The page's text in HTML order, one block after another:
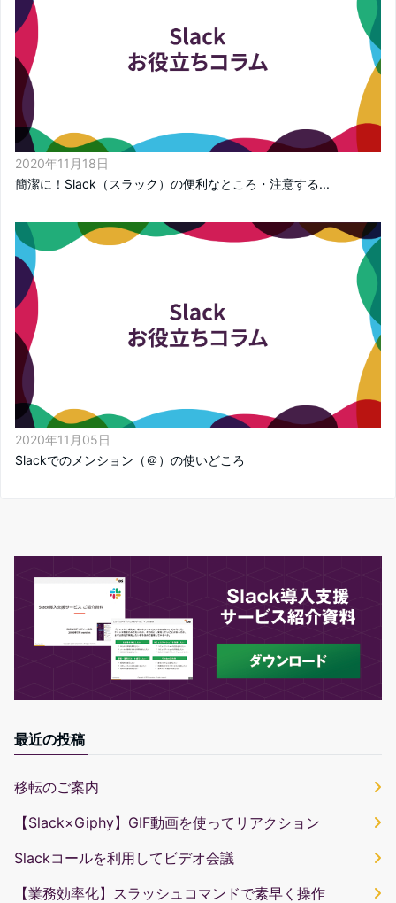
2020年11月18日
簡潔に！Slack（スラック）の便利なところ・注意する...
2020年11月05日
Slackでのメンション（＠）の使いどころ
最近の投稿
移転のご案内
【Slack×Giphy】GIF動画を使ってリアクション
Slackコールを利用してビデオ会議
【業務効率化】スラッシュコマンドで素早く操作